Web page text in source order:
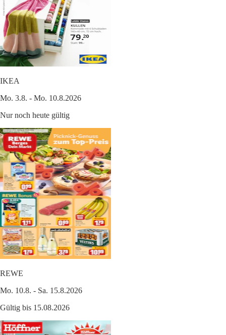
IKEA
Mo. 3.8. - Mo. 10.8.2026
Nur noch heute gültig
REWE
Mo. 10.8. - Sa. 15.8.2026
Gültig bis 15.08.2026